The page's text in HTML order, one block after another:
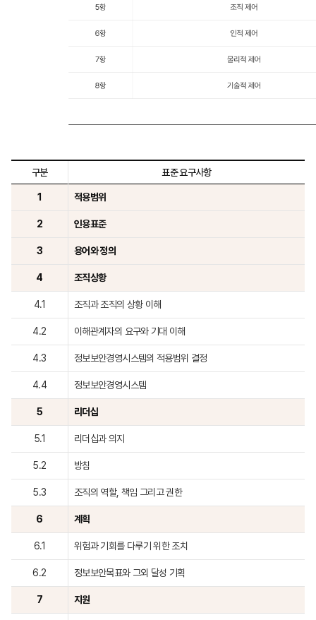
구분 표준 요구사항
1 적용범위
2 인용표준
3 용어와 정의
4 조직상황
4.1 조직과 조직의 상황 이해
4.2 이해관계자의 요구와 기대 이해
4.3 정보보안경영시스템의 적용범위 결정
4.4 정보보안경영시스템
5 리더십
5.1 리더십과 의지
5.2 방침
5.3 조직의 역할, 책임 그리고 권한
6 계획
6.1 위험과 기회를 다루기 위한 조치
6.2 정보보안목표와 그외 달성 기획
7 지원